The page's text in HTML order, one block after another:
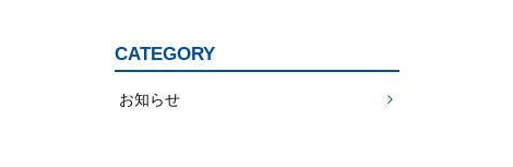
CATEGORY
お知らせ